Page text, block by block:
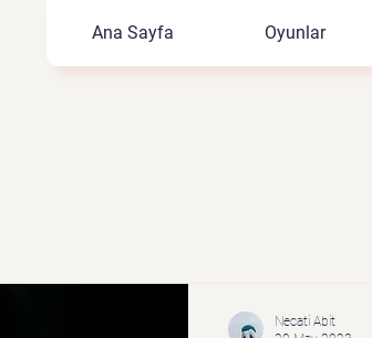
Ana Sayfa Oyunlar
Necati Abit